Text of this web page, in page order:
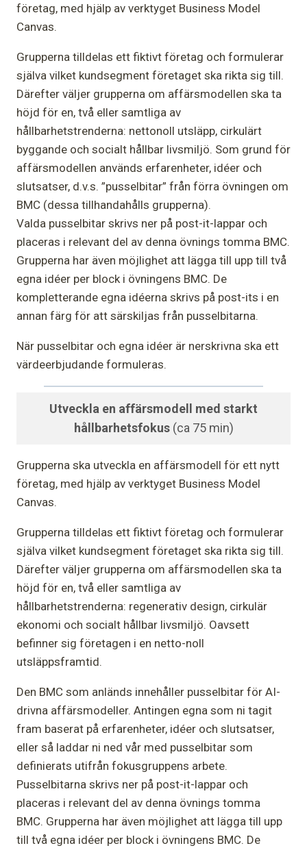
företag, med hjälp av verktyget Business Model
Canvas.
Grupperna tilldelas ett fiktivt företag och formulerar
själva vilket kundsegment företaget ska rikta sig till.
Därefter väljer grupperna om affärsmodellen ska ta
höjd för en, två eller samtliga av
hållbarhetstrenderna: nettonoll utsläpp, cirkulärt
byggande och socialt hållbar livsmiljö. Som grund för
affärsmodellen används erfarenheter, idéer och
slutsatser, d.v.s. ”pusselbitar” från förra övningen om
BMC (dessa tillhandahålls grupperna).
Valda pusselbitar skrivs ner på post-it-lappar och
placeras i relevant del av denna övnings tomma BMC.
Grupperna har även möjlighet att lägga till upp till två
egna idéer per block i övningens BMC. De
kompletterande egna idéerna skrivs på post-its i en
annan färg för att särskiljas från pusselbitarna.
När pusselbitar och egna idéer är nerskrivna ska ett
värdeerbjudande formuleras.
Utveckla en affärsmodell med starkt
hållbarhetsfokus (ca 75 min)
Grupperna ska utveckla en affärsmodell för ett nytt
företag, med hjälp av verktyget Business Model
Canvas.
Grupperna tilldelas ett fiktivt företag och formulerar
själva vilket kundsegment företaget ska rikta sig till.
Därefter väljer grupperna om affärsmodellen ska ta
höjd för en, två eller samtliga av
hållbarhetstrenderna: regenerativ design, cirkulär
ekonomi och socialt hållbar livsmiljö. Oavsett
befinner sig företagen i en netto-noll
utsläppsframtid.
Den BMC som anländs innehåller pusselbitar för AI-
drivna affärsmodeller. Antingen egna som ni tagit
fram baserat på erfarenheter, idéer och slutsatser,
eller så laddar ni ned vår med pusselbitar som
definierats utifrån fokusgruppens arbete.
Pusselbitarna skrivs ner på post-it-lappar och
placeras i relevant del av denna övnings tomma
BMC. Grupperna har även möjlighet att lägga till upp
till två egna idéer per block i övningens BMC. De